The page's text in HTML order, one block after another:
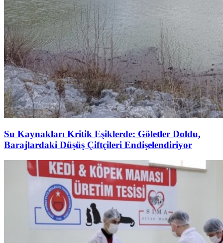
Su Kaynakları Kritik Eşiklerde: Göletler Doldu,
Barajlardaki Düşüş Çiftçileri Endişelendiriyor